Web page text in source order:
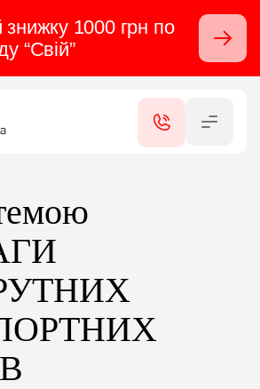
1000 грн по
“Свій”
Закрити